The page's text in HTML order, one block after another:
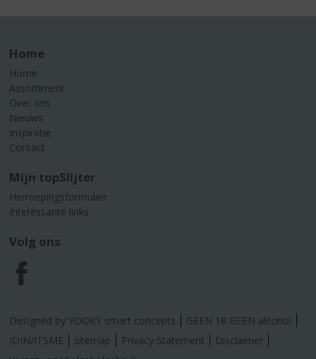
Home
Home
Assortiment
Over ons
Nieuws
Inspiratie
Contact
Mijn topSlijter
Herroepingsformulier
Interessante links
Volg ons
F
a
c
Designed by YOOKY smart concepts
GEEN 18 GEEN alcohol
IDIN/ITSME
sitemap Privacy Statement
Disclaimer